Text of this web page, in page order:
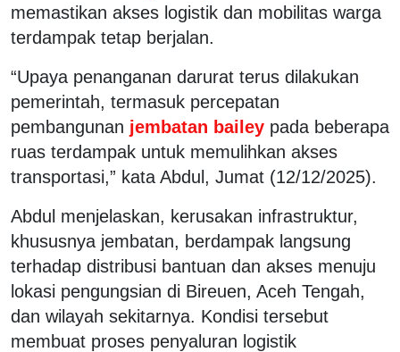
memastikan akses logistik dan mobilitas warga
terdampak tetap berjalan.
“Upaya penanganan darurat terus dilakukan
pemerintah, termasuk percepatan
pembangunan jembatan bailey pada beberapa
ruas terdampak untuk memulihkan akses
transportasi,” kata Abdul, Jumat (12/12/2025).
Abdul menjelaskan, kerusakan infrastruktur,
khususnya jembatan, berdampak langsung
terhadap distribusi bantuan dan akses menuju
lokasi pengungsian di Bireuen, Aceh Tengah,
dan wilayah sekitarnya. Kondisi tersebut
membuat proses penyaluran logistik